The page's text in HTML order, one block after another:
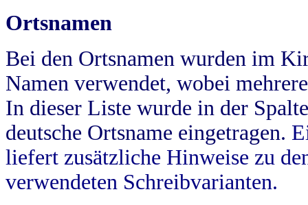
Ortsnamen
Bei den Ortsnamen wurden im
Namen verwendet, wobei
In dieser Liste wurde in der
deutsche Ortsname eingetragen.
liefert zusätzliche Hinweise zu
verwendeten Schreibvarianten.